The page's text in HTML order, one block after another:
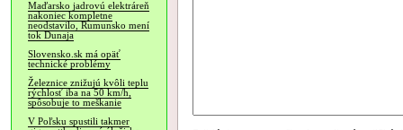
Maďarsko jadrovú elektráreň
nakoniec kompletne
neodstavilo, Rumunsko mení
tok Dunaja
Slovensko.sk má opäť
technické problémy
Železnice znižujú kvôli teplu
rýchlosť iba na 50 km/h,
spôsobuje to meškanie
V Poľsku spustili takmer